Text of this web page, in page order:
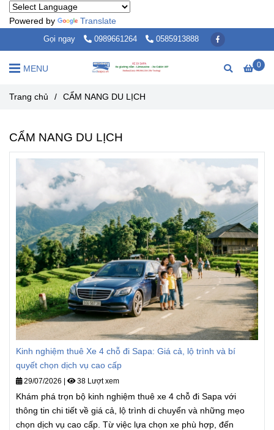
Powered by Translate
Gọi ngay 0989661264 0585913888
0
MENU
Trang chủ / CẨM NANG DU LỊCH
CẨM NANG DU LỊCH
Kinh nghiệm thuê Xe 4 chỗ đi Sapa: Giá cả, lộ trình và bí
quyết chọn dịch vụ cao cấp
29/07/2026 38 Lượt xem
Khám phá trọn bộ kinh nghiệm thuê xe 4 chỗ đi Sapa với
thông tin chi tiết về giá cả, lộ trình di chuyển và những mẹo
chọn dịch vụ cao cấp. Từ việc lựa chọn xe phù hợp, đến